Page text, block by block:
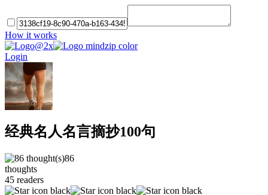
How it works
Login
经典名人名言摘抄100句
86
thoughts
45 readers